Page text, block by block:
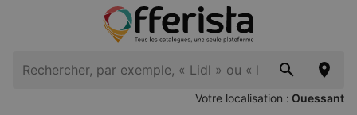
Votre localisation : Ouessant